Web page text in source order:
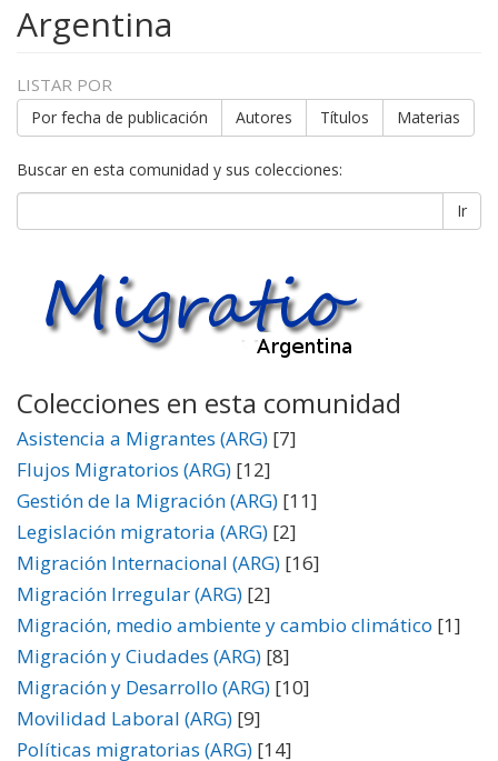
Argentina
LISTAR POR
Por fecha de publicación Autores Títulos Materias
Buscar en esta comunidad y sus colecciones:
Ir
Colecciones en esta comunidad
Asistencia a Migrantes (ARG) [7]
Flujos Migratorios (ARG) [12]
Gestión de la Migración (ARG) [11]
Legislación migratoria (ARG) [2]
Migración Internacional (ARG) [16]
Migración Irregular (ARG) [2]
Migración, medio ambiente y cambio climático [1]
Migración y Ciudades (ARG) [8]
Migración y Desarrollo (ARG) [10]
Movilidad Laboral (ARG) [9]
Políticas migratorias (ARG) [14]